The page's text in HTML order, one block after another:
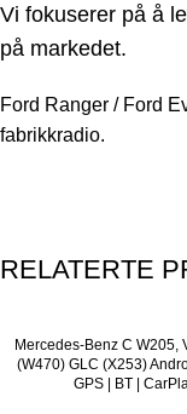
Vi fokuserer på å
på markedet.
Ford Ranger / Ford
fabrikkradio.
RELATERTE
Mercedes-Benz C W205,
(W470) GLC (X253)
GPS | BT |